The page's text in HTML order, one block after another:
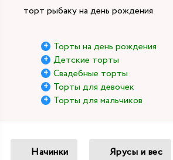
торт рыбаку на день рождения
Торты на день рождения
Детские торты
Свадебные торты
Торты для девочек
Торты для мальчиков
Начинки Ярусы и вес